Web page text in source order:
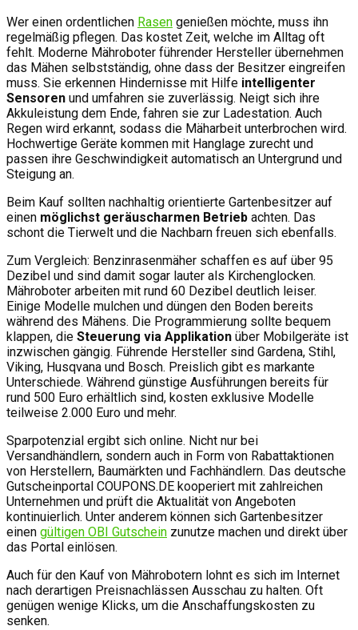
Wer einen ordentlichen Rasen genießen möchte, muss ihn
regelmäßig pflegen. Das kostet Zeit, welche im Alltag oft
fehlt. Moderne Mähroboter führender Hersteller übernehmen
das Mähen selbstständig, ohne dass der Besitzer eingreifen
muss. Sie erkennen Hindernisse mit Hilfe intelligenter
Sensoren und umfahren sie zuverlässig. Neigt sich ihre
Akkuleistung dem Ende, fahren sie zur Ladestation. Auch
Regen wird erkannt, sodass die Mäharbeit unterbrochen wird.
Hochwertige Geräte kommen mit Hanglage zurecht und
passen ihre Geschwindigkeit automatisch an Untergrund und
Steigung an.
Beim Kauf sollten nachhaltig orientierte Gartenbesitzer auf
einen möglichst geräuscharmen Betrieb achten. Das
schont die Tierwelt und die Nachbarn freuen sich ebenfalls.
Zum Vergleich: Benzinrasenmäher schaffen es auf über 95
Dezibel und sind damit sogar lauter als Kirchenglocken.
Mähroboter arbeiten mit rund 60 Dezibel deutlich leiser.
Einige Modelle mulchen und düngen den Boden bereits
während des Mähens. Die Programmierung sollte bequem
klappen, die Steuerung via Applikation über Mobilgeräte ist
inzwischen gängig. Führende Hersteller sind Gardena, Stihl,
Viking, Husqvana und Bosch. Preislich gibt es markante
Unterschiede. Während günstige Ausführungen bereits für
rund 500 Euro erhältlich sind, kosten exklusive Modelle
teilweise 2.000 Euro und mehr.
Sparpotenzial ergibt sich online. Nicht nur bei
Versandhändlern, sondern auch in Form von Rabattaktionen
von Herstellern, Baumärkten und Fachhändlern. Das deutsche
Gutscheinportal COUPONS.DE kooperiert mit zahlreichen
Unternehmen und prüft die Aktualität von Angeboten
kontinuierlich. Unter anderem können sich Gartenbesitzer
einen gültigen OBI Gutschein zunutze machen und direkt über
das Portal einlösen.
Auch für den Kauf von Mährobotern lohnt es sich im Internet
nach derartigen Preisnachlässen Ausschau zu halten. Oft
genügen wenige Klicks, um die Anschaffungskosten zu
senken.